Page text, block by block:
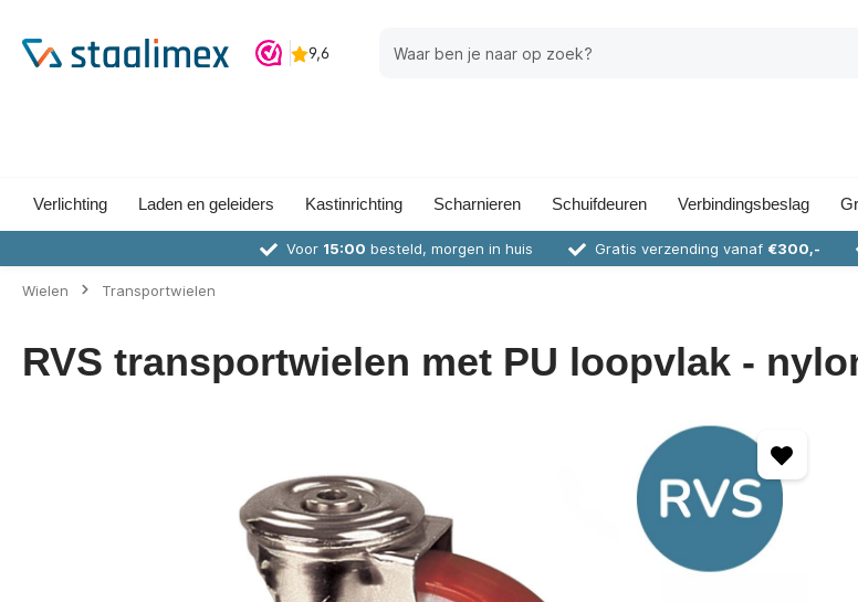
Verlichting Laden en geleiders Kastinrichting Scharnieren Schuifdeuren Verbindingsbeslag
Voor 15:00 besteld, morgen in huis Gratis verzending vanaf €300,-
Wielen Transportwielen
RVS transportwielen met PU loopvlak -